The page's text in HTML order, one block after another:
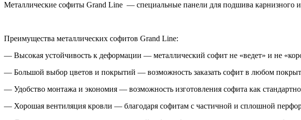
Металлические софиты Grand Line — специальные панели для подшива карнизного
Преимущества металлических софитов Grand Line:
— Высокая устойчивость к деформации — металлический софит не «ведет» и не
— Большой выбор цветов и покрытий — возможность заказать софит в любом
— Удобство монтажа и экономия — возможность изготовления софита как
— Хорошая вентиляция кровли — благодаря софитам с частичной и сплошной